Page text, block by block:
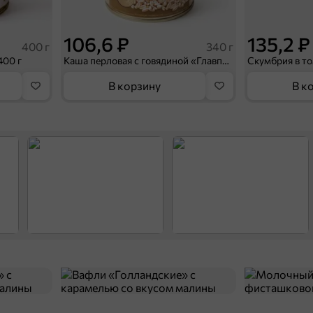
400 г
г
106,6 ₽ 340 г
Каша перловая с говядиной «Главпродукт», 340 г
В корзину
135,2 ₽
В